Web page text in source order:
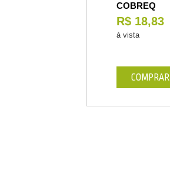
COBREQ
R$ 18,83
à vista
COMPRAR